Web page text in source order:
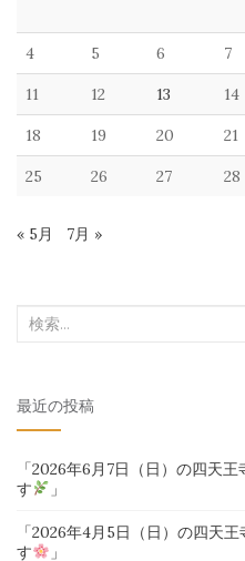
4 5 6 7
11 12 13 14
18 19 20 21
25 26 27 28
« 5月 7月 »
検
象:
最近の投稿
「2026年6月7日（日）の四天
す
」
「2026年4月5日（日）の四天
す
」